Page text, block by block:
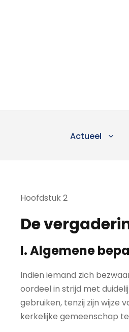
Actueel
Hoofdstuk 2
De
I. Algemene
Indien iemand zich
oordeel in strijd met
gebruiken, tenzij zijn wijze
kerkelijke gemeenschap